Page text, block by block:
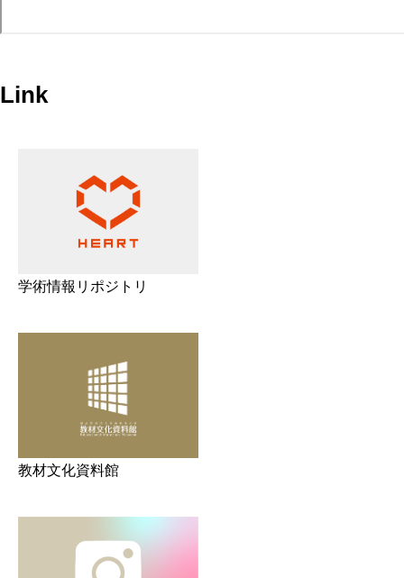
Link
学術情報リポジトリ
教材文化資料館